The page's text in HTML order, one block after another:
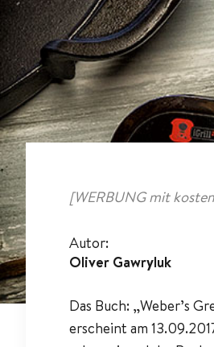
[WERBUNG mit
Autor:
Oliver Gawryluk
Das Buch: „Weber’s
erscheint am